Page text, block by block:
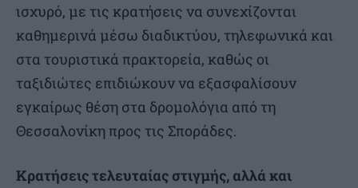
ισχυρό, με τις κρατήσεις να συνεχίζονται
καθημερινά μέσω διαδικτύου, τηλεφωνικά και
στα τουριστικά πρακτορεία, καθώς οι
ταξιδιώτες επιδιώκουν να εξασφαλίσουν
εγκαίρως θέση στα δρομολόγια από τη
Θεσσαλονίκη προς τις Σποράδες.
Κρατήσεις τελευταίας στιγμής, αλλά και